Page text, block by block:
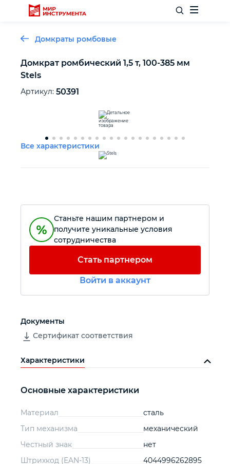
Отделочный инструмент
Столярный инструмент
Силовое оборудование
Крепежный инструмент
Прочий инструмент
Домкраты ромбовые
Домкрат ромбический 1,5 т, 100-385 мм
Stels
Артикул: 50391
Все характеристики
Станьте нашим партнером и
получите уникальные условия
сотрудничества
Стать партнером
Войти в аккаунт
Документы
Сертификат соответствия
Характеристики
Основные характеристики
Материал
сталь
Тип механизма
механический
Честный знак
нет
Штрихкод (EAN-13)
4044996262895